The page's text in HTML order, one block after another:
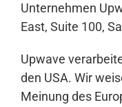
Unternehmen
East, Suite 100,
Upwave
den USA. Wir
Meinung des